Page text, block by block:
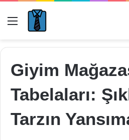
Menü
Giyim
Tabelaları:
Tarzın